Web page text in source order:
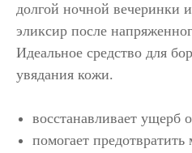
долгой ночной вечеринки
эликсир после
Идеальное средство для
увядания кожи.
восстанавливает
помогает